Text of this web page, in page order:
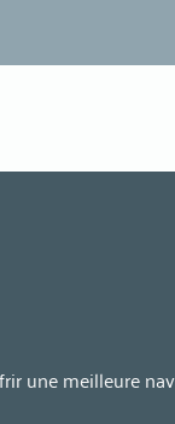
une meilleure